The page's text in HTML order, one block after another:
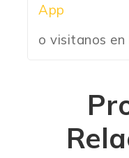
App
o visitanos en